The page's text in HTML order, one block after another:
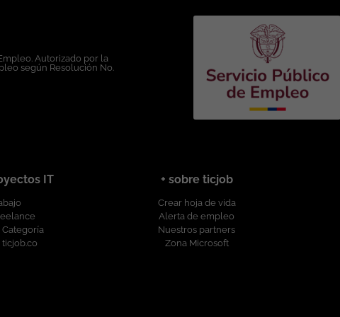
Autorizado por la
según Resolución No.
IT
Categoría
ticjob.co
+ sobre ticjob
Crear hoja de vida
Alerta de empleo
Nuestros partners
Zona Microsoft